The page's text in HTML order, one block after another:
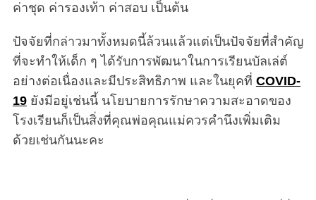
ค่าชุด ค่ารองเท้า ค่าสอบ เป็นต้น
ปัจจัยที่กล่าวมาทั้งหมดนี้ล้วนแล้วแต่เป็นปัจจัยที่สำคัญ
ที่จะทำให้เด็ก ๆ ได้รับการพัฒนาในการเรียนบัลเล่ต์
อย่างต่อเนื่องและมีประสิทธิภาพ และในยุคที่ COVID-
19ยังมีอยู่เช่นนี้ นโยบายการรักษาความสะอาดของ
โรงเรียนก็เป็นสิ่งที่คุณพ่อคุณแม่ควรคำนึงเพิ่มเติม
ด้วยเช่นกันนะคะ